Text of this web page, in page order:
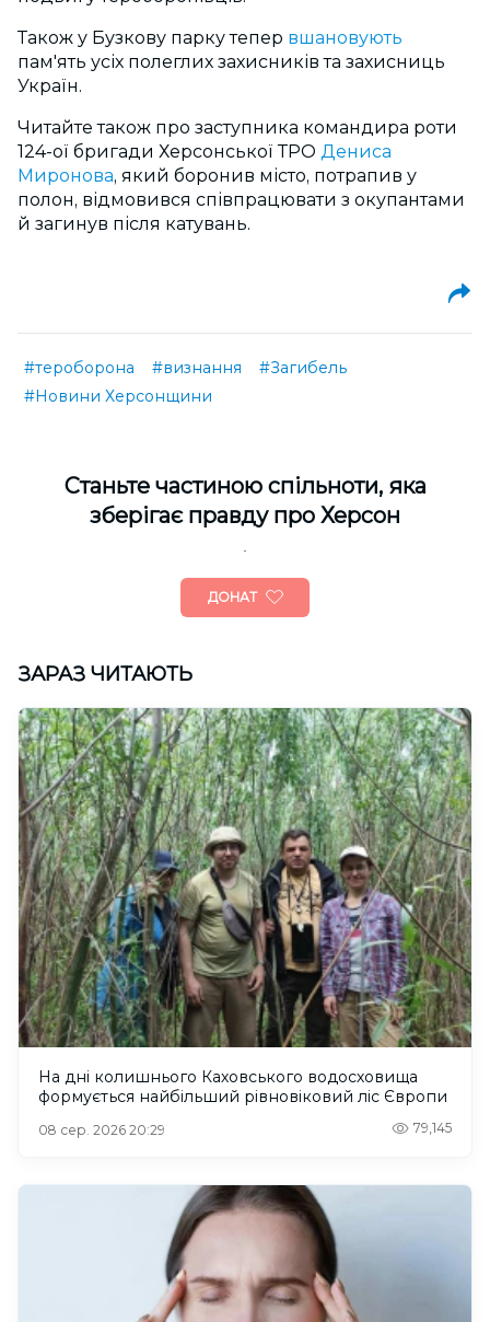
Також у Бузкову парку тепер вшановують
пам'ять усіх полеглих захисників та захисниць
Україн.
Читайте також про заступника командира роти
124-ої бригади Херсонської ТРО Дениса
Миронова, який боронив місто, потрапив у
полон, відмовився співпрацювати з окупантами
й загинув після катувань.
#тероборона #визнання
#Загибель
#Новини Херсонщини
Cтаньте частиною спільноти, яка
зберігає правду про Херсон
ДОНАТ
ЗАРАЗ ЧИТАЮТЬ
На дні колишнього Каховського водосховища
формується найбільший рівновіковий ліс Європи
08 сер. 2026 20:29 79,145